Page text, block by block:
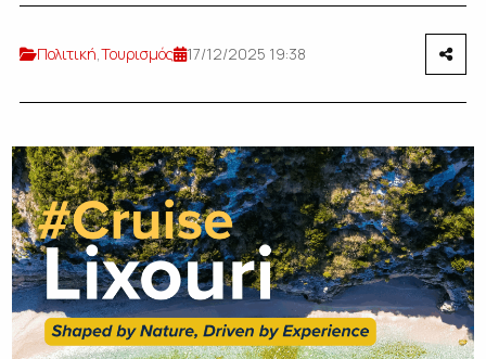
Πολιτική,Τουρισμός 17/12/2025 19:38